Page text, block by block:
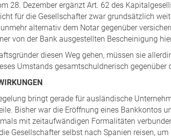
28. Dezember ergänzt Art. 62 des
für die Gesellschafter zwar grundsätzlich
alternativ dem Notar gegenüber
von der Bank ausgestellten Bescheinigung
diesen Weg gehen, müssen sie
Umstands gesamtschuldnerisch gegenüber
bringt gerade für ausländische
Bisher war die Eröffnung eines Bankkontos
mit zeitaufwändigen Formalitäten
Gesellschafter selbst nach Spanien reisen,